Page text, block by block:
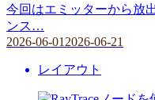
今回はエミッターから放
ンス…
2026-06-01 2026-06-21
レイアウト